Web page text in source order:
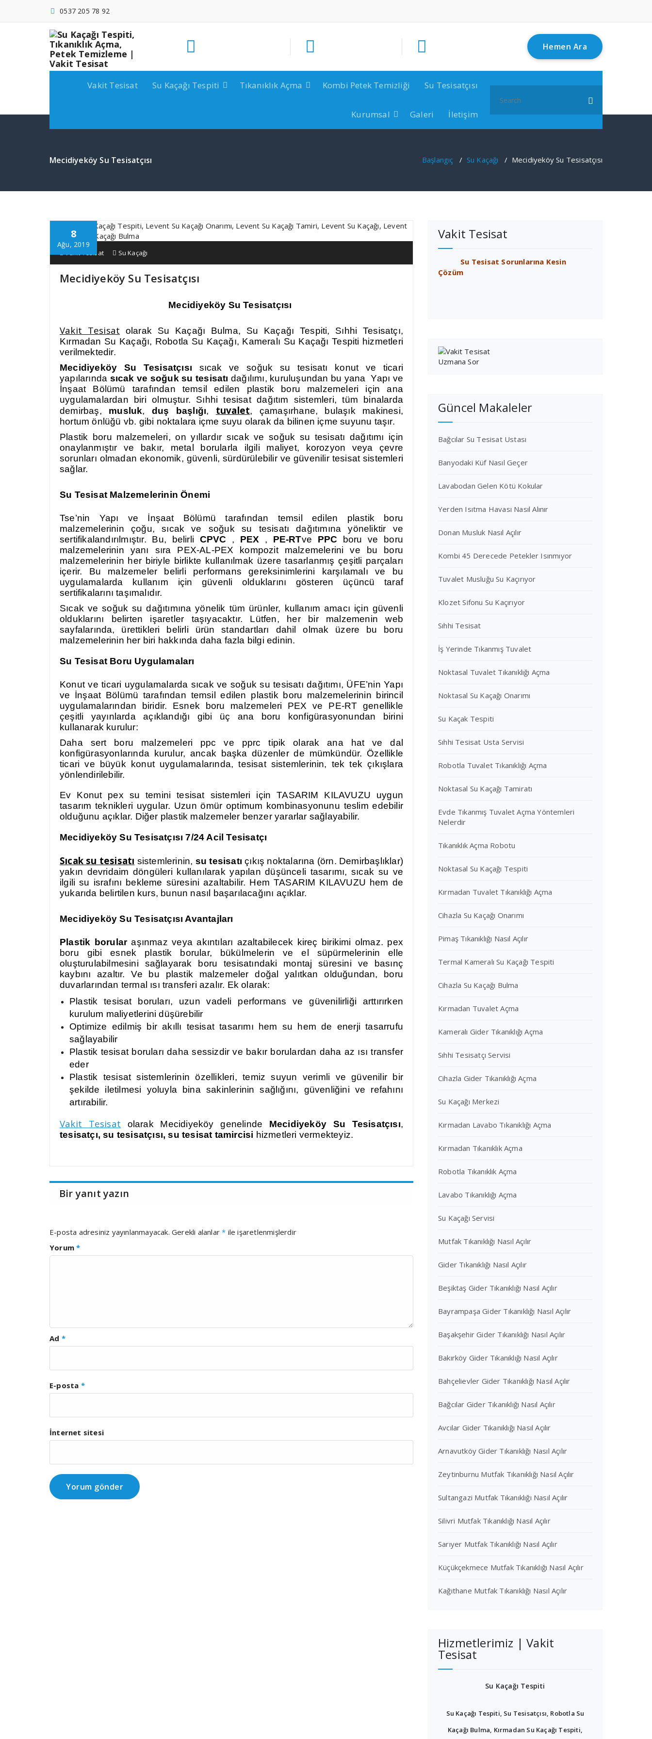
0537 205 78 92
Hemen Ara
Vakit Tesisat Su Kaçağı Tespiti Tıkanıklık Açma Kombi Petek Temizliği Su Tesisatçısı
Kurumsal Galeri İletişim
for:
Mecidiyeköy Su Tesisatçısı Başlangıç / Su Kaçağı / Mecidiyeköy Su Tesisatçısı
8
Ağu, 2019
Vakit Tesisat Su Kaçağı
Mecidiyeköy Su Tesisatçısı
Mecidiyeköy Su Tesisatçısı
Vakit Tesisat olarak Su Kaçağı Bulma, Su Kaçağı Tespiti, Sıhhi Tesisatçı,
Kırmadan Su Kaçağı, Robotla Su Kaçağı, Kameralı Su Kaçağı Tespiti hizmetleri
verilmektedir.
Mecidiyeköy Su Tesisatçısı sıcak ve soğuk su tesisatı konut ve ticari
yapılarında sıcak ve soğuk su tesisatı dağılımı, kuruluşundan bu yana Yapı ve
İnşaat Bölümü tarafından temsil edilen plastik boru malzemeleri için ana
uygulamalardan biri olmuştur. Sıhhi tesisat dağıtım sistemleri, tüm binalarda
demirbaş, musluk, duş başlığı, tuvalet, çamaşırhane, bulaşık makinesi,
hortum önlüğü vb. gibi noktalara içme suyu olarak da bilinen içme suyunu taşır.
Plastik boru malzemeleri, on yıllardır sıcak ve soğuk su tesisatı dağıtımı için
onaylanmıştır ve bakır, metal borularla ilgili maliyet, korozyon veya çevre
sorunları olmadan ekonomik, güvenli, sürdürülebilir ve güvenilir tesisat sistemleri
sağlar.
Su Tesisat Malzemelerinin Önemi
Tse’nin Yapı ve İnşaat Bölümü tarafından temsil edilen plastik boru
malzemelerinin çoğu, sıcak ve soğuk su tesisatı dağıtımına yöneliktir ve
sertifikalandırılmıştır. Bu, belirli CPVC , PEX , PE-RTve PPC boru ve boru
malzemelerinin yanı sıra PEX-AL-PEX kompozit malzemelerini ve bu boru
malzemelerinin her biriyle birlikte kullanılmak üzere tasarlanmış çeşitli parçaları
içerir. Bu malzemeler belirli performans gereksinimlerini karşılamalı ve bu
uygulamalarda kullanım için güvenli olduklarını gösteren üçüncü taraf
sertifikalarını taşımalıdır.
Sıcak ve soğuk su dağıtımına yönelik tüm ürünler, kullanım amacı için güvenli
olduklarını belirten işaretler taşıyacaktır. Lütfen, her bir malzemenin web
sayfalarında, ürettikleri belirli ürün standartları dahil olmak üzere bu boru
malzemelerinin her biri hakkında daha fazla bilgi edinin.
Su Tesisat Boru Uygulamaları
Konut ve ticari uygulamalarda sıcak ve soğuk su tesisatı dağıtımı, ÜFE’nin Yapı
ve İnşaat Bölümü tarafından temsil edilen plastik boru malzemelerinin birincil
uygulamalarından biridir. Esnek boru malzemeleri PEX ve PE-RT genellikle
çeşitli yayınlarda açıklandığı gibi üç ana boru konfigürasyonundan birini
kullanarak kurulur:
Daha sert boru malzemeleri ppc ve pprc tipik olarak ana hat ve dal
konfigürasyonlarında kurulur, ancak başka düzenler de mümkündür. Özellikle
ticari ve büyük konut uygulamalarında, tesisat sistemlerinin, tek tek çıkışlara
yönlendirilebilir.
Ev Konut pex su temini tesisat sistemleri için TASARIM KILAVUZU uygun
tasarım teknikleri uygular. Uzun ömür optimum kombinasyonunu teslim edebilir
olduğunu açıklar. Diğer plastik malzemeler benzer yararlar sağlayabilir.
MecidiyeköySu Tesisatçısı 7/24 Acil Tesisatçı
Sıcak su tesisatı sistemlerinin, su tesisatı çıkış noktalarına (örn. Demirbaşlıklar)
yakın devridaim döngüleri kullanılarak yapılan düşünceli tasarımı, sıcak su ve
ilgili su israfını bekleme süresini azaltabilir. Hem TASARIM KILAVUZU hem de
yukarıda belirtilen kurs, bunun nasıl başarılacağını açıklar.
MecidiyeköySu Tesisatçısı Avantajları
Plastik borularaşınmaz veya akıntıları azaltabilecek kireç birikimi olmaz. pex
boru gibi esnek plastik borular, bükülmelerin ve el süpürmelerinin elle
oluşturulabilmesini sağlayarak boru tesisatındaki montaj süresini ve basınç
kaybını azaltır. Ve bu plastik malzemeler doğal yalıtkan olduğundan, boru
duvarlarından termal ısı transferi azalır. Ek olarak:
Plastik tesisat boruları, uzun vadeli performans ve güvenilirliği arttırırken
kurulum maliyetlerini düşürebilir
Optimize edilmiş bir akıllı tesisat tasarımı hem su hem de enerji tasarrufu
sağlayabilir
Plastik tesisat boruları daha sessizdir ve bakır borulardan daha az ısı transfer
eder
Plastik tesisat sistemlerinin özellikleri, temiz suyun verimli ve güvenilir bir
şekilde iletilmesi yoluyla bina sakinlerinin sağlığını, güvenliğini ve refahını
artırabilir.
Vakit Tesisat olarak Mecidiyeköy genelinde Mecidiyeköy Su Tesisatçısı,
tesisatçı, su tesisatçısı, su tesisat tamircisi hizmetleri vermekteyiz.
Bir yanıt yazın
E-posta adresiniz yayınlanmayacak. Gerekli alanlar* ile işaretlenmişlerdir
Yorum*
Ad *
E-posta *
İnternet sitesi
Vakit Tesisat
Su Tesisat Sorunlarına Kesin
Çözüm
Güncel Makaleler
Bağcılar Su Tesisat Ustası
Banyodaki Küf Nasıl Geçer
Lavabodan Gelen Kötü Kokular
Yerden Isıtma Havası Nasıl Alınır
Donan Musluk Nasıl Açılır
Kombi 45 Derecede Petekler Isınmıyor
Tuvalet Musluğu Su Kaçırıyor
Klozet Sifonu Su Kaçırıyor
Sıhhi Tesisat
İş Yerinde Tıkanmış Tuvalet
Noktasal Tuvalet Tıkanıklığı Açma
Noktasal Su Kaçağı Onarımı
Su Kaçak Tespiti
Sıhhi Tesisat Usta Servisi
Robotla Tuvalet Tıkanıklığı Açma
Noktasal Su Kaçağı Tamiratı
Evde Tıkanmış Tuvalet Açma Yöntemleri
Nelerdir
Tıkanıklık Açma Robotu
Noktasal Su Kaçağı Tespiti
Kırmadan Tuvalet Tıkanıklığı Açma
Cihazla Su Kaçağı Onarımı
Pimaş Tıkanıklığı Nasıl Açılır
Termal Kameralı Su Kaçağı Tespiti
Cihazla Su Kaçağı Bulma
Kırmadan Tuvalet Açma
Kameralı Gider Tıkanıklığı Açma
Sıhhi Tesisatçı Servisi
Cihazla Gider Tıkanıklığı Açma
Su Kaçağı Merkezi
Kırmadan Lavabo Tıkanıklığı Açma
Kırmadan Tıkanıklık Açma
Robotla Tıkanıklık Açma
Lavabo Tıkanıklığı Açma
Su Kaçağı Servisi
Mutfak Tıkanıklığı Nasıl Açılır
Gider Tıkanıklığı Nasıl Açılır
Beşiktaş Gider Tıkanıklığı Nasıl Açılır
Bayrampaşa Gider Tıkanıklığı Nasıl Açılır
Başakşehir Gider Tıkanıklığı Nasıl Açılır
Bakırköy Gider Tıkanıklığı Nasıl Açılır
Bahçelievler Gider Tıkanıklığı Nasıl Açılır
Bağcılar Gider Tıkanıklığı Nasıl Açılır
Avcılar Gider Tıkanıklığı Nasıl Açılır
Arnavutköy Gider Tıkanıklığı Nasıl Açılır
Zeytinburnu Mutfak Tıkanıklığı Nasıl Açılır
Sultangazi Mutfak Tıkanıklığı Nasıl Açılır
Silivri Mutfak Tıkanıklığı Nasıl Açılır
Sarıyer Mutfak Tıkanıklığı Nasıl Açılır
Küçükçekmece Mutfak Tıkanıklığı Nasıl Açılır
Kağıthane Mutfak Tıkanıklığı Nasıl Açılır
Hizmetlerimiz | Vakit
Tesisat
Su Kaçağı Tespiti
Su Kaçağı Tespiti, Su Tesisatçısı, Robotla Su
Kaçağı Bulma, Kırmadan Su Kaçağı Tespiti,